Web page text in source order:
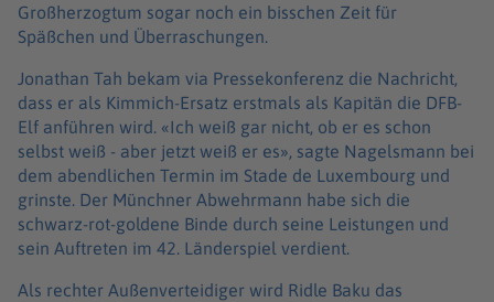
Großherzogtum sogar noch ein bisschen Zeit für
Späßchen und Überraschungen.
Jonathan Tah bekam via Pressekonferenz die Nachricht,
dass er als Kimmich-Ersatz erstmals als Kapitän die DFB-
Elf anführen wird. «Ich weiß gar nicht, ob er es schon
selbst weiß - aber jetzt weiß er es», sagte Nagelsmann bei
dem abendlichen Termin im Stade de Luxembourg und
grinste. Der Münchner Abwehrmann habe sich die
schwarz-rot-goldene Binde durch seine Leistungen und
sein Auftreten im 42. Länderspiel verdient.
Als rechter Außenverteidiger wird Ridle Baku das